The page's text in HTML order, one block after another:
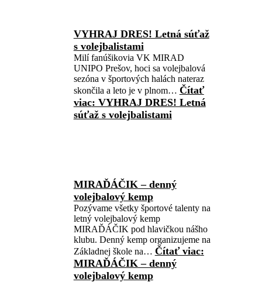
VYHRAJ DRES! Letná súťaž
s volejbalistami
Milí fanúšikovia VK MIRAD
UNIPO Prešov, hoci sa volejbalová
sezóna v športových halách nateraz
skončila a leto je v plnom… Čítať
viac: VYHRAJ DRES! Letná
súťaž s volejbalistami
MIRAĎÁČIK – denný
volejbalový kemp
Pozývame všetky športové talenty na
letný volejbalový kemp
MIRAĎÁČIK pod hlavičkou nášho
klubu. Denný kemp organizujeme na
Základnej škole na… Čítať viac:
MIRAĎÁČIK – denný
volejbalový kemp